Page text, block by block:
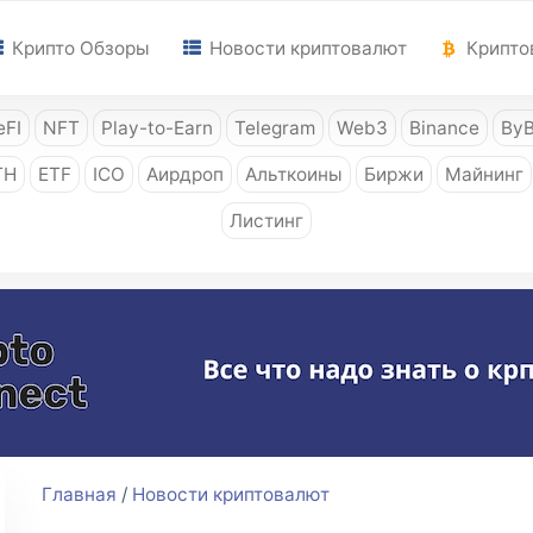
Крипто Обзоры Новости криптовалют
NFT Play-to-Earn Telegram Web3 Binance
ETF ICO Аирдроп Альткоины Биржи Майнинг
Листинг
Главная / Новости криптовалют